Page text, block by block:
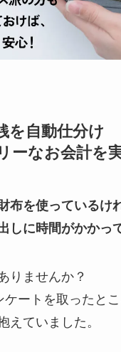
自動仕分け
ーなお会計を
布を使っているけ
しに時間がかかっ
りませんか？
ートを取ったとこ
えていました。